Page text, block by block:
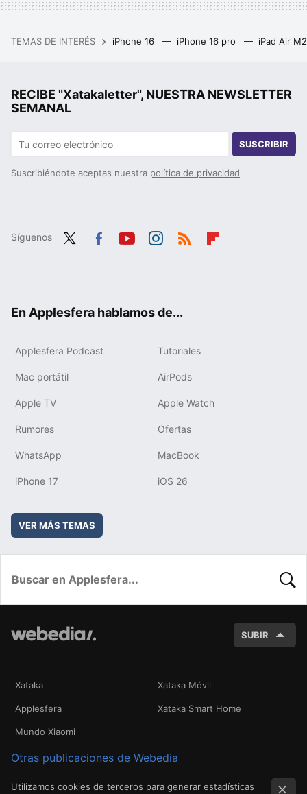
TEMAS DE INTERÉS iPhone 16 iPhone 16 pro iPad Air
RECIBE "Xatakaletter", NUESTRA NEWSLETTER
SEMANAL
SUSCRIBIR
Suscribiéndote aceptas nuestra política de privacidad
Síguenos
En Applesfera hablamos de...
Applesfera Podcast Tutoriales
Mac portátil AirPods
Apple TV Apple Watch
Rumores Ofertas
WhatsApp MacBook
iPhone 17 iOS 26
VER MÁS TEMAS
SUBIR
Xataka Xataka Móvil
Applesfera Xataka Smart Home
Mundo Xiaomi
Otras publicaciones de Webedia
Utilizamos cookies de terceros para generar estadísticas